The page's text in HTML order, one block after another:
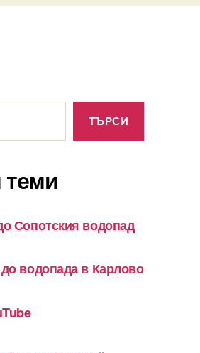
ТЪРСИ
Сопотския водопад
водопада в Карлово